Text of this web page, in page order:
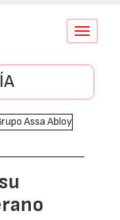
Conmutar